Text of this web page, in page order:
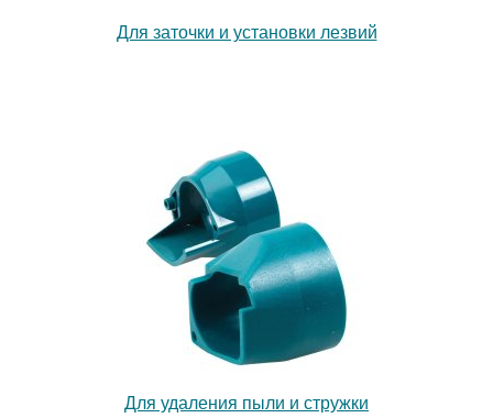
Для заточки и установки лезвий
Для удаления пыли и стружки